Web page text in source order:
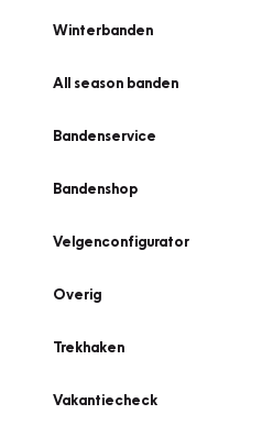
Winterbanden
All season banden
Bandenservice
Bandenshop
Velgenconfigurator
Overig
Trekhaken
Vakantiecheck